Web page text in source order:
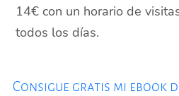
14€ con un horario de
todos los días.
Consigue gratis mi ebook